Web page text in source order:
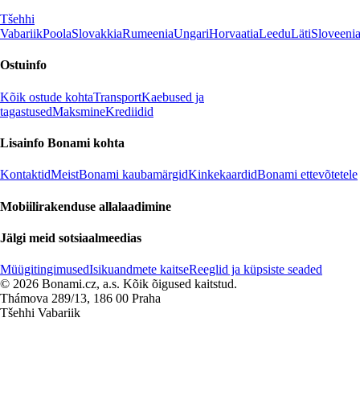
Tšehhi
VabariikPoolaSlovakkiaRumeeniaUngariHorvaatiaLeeduLätiSloveenia
Ostuinfo
Kõik ostude kohtaTransportKaebused ja
tagastusedMaksmineKrediidid
Lisainfo Bonami kohta
KontaktidMeistBonami kaubamärgidKinkekaardidBonami ettevõtetele
Mobiilirakenduse allalaadimine
Jälgi meid sotsiaalmeedias
MüügitingimusedIsikuandmete kaitseReeglid ja küpsiste seaded
© 2026 Bonami.cz, a.s. Kõik õigused kaitstud.
Thámova 289/13, 186 00 Praha
Tšehhi Vabariik